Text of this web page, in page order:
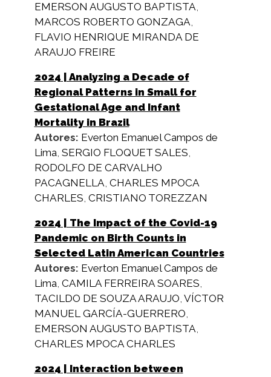
EMERSON AUGUSTO BAPTISTA,
MARCOS ROBERTO GONZAGA,
FLAVIO HENRIQUE MIRANDA DE
ARAUJO FREIRE
2024 | Analyzing a Decade of
Regional Patterns in Small for
Gestational Age and Infant
Mortality in Brazil
Autores: Everton Emanuel Campos de
Lima, SERGIO FLOQUET SALES,
RODOLFO DE CARVALHO
PACAGNELLA, CHARLES MPOCA
CHARLES, CRISTIANO TOREZZAN
2024 | The Impact of the Covid-19
Pandemic on Birth Counts in
Selected Latin American Countries
Autores: Everton Emanuel Campos de
Lima, CAMILA FERREIRA SOARES,
TACILDO DE SOUZA ARAUJO, VÍCTOR
MANUEL GARCÍA-GUERRERO,
EMERSON AUGUSTO BAPTISTA,
CHARLES MPOCA CHARLES
2024 | Interaction between